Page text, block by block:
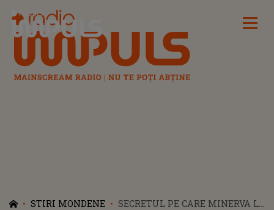
Radio Impuls
STIRI MONDENE
SECRETUL PE CARE MINERVA L-